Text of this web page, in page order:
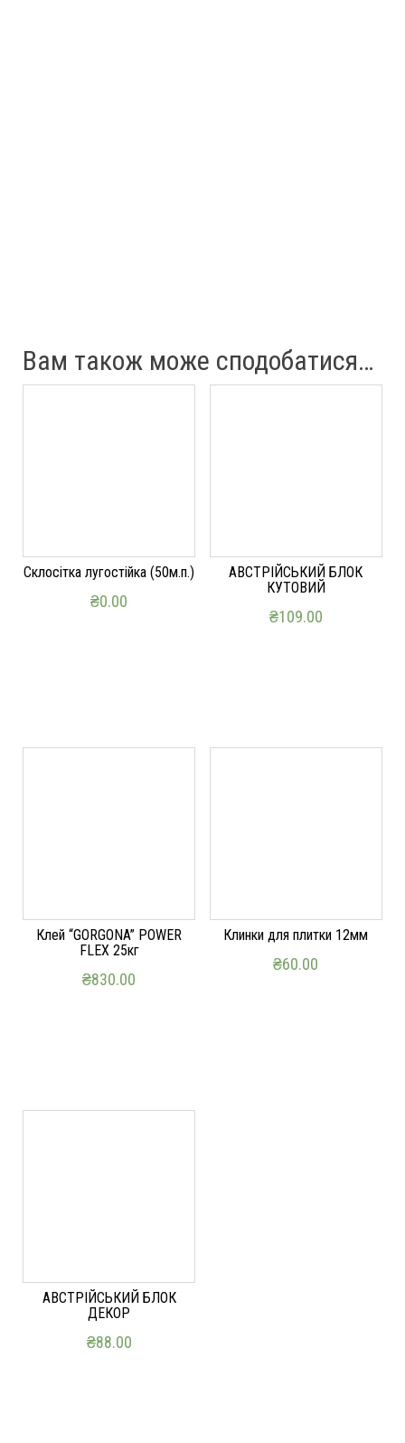
Вам також може сподобатися…
Склосітка лугостійка (50м.п.)
₴0.00
АВСТРІЙСЬКИЙ БЛОК
КУТОВИЙ
₴109.00
Клей “GORGONA” POWER
FLEX 25кг
₴830.00
Клинки для плитки 12мм
₴60.00
АВСТРІЙСЬКИЙ БЛОК
ДЕКОР
₴88.00